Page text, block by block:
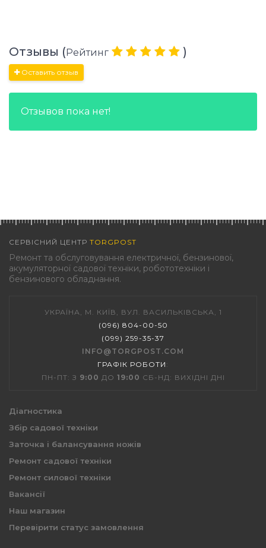
Отзывы (Рейтинг )
Оставить отзыв
Отзывов пока нет!
СЕРВІСНИЙ ЦЕНТР TORGPOST
Ремонт та обслуговування електричної, бензинової,
акумуляторної садової техніки, робототехніки і
бензинового обладнання.
УКРАЇНА, М. КИЇВ, ВУЛ. ВАСИЛЬКІВСЬКА, 1
(096) 804-00-50
(099) 259-35-37
INFO@TORGPOST.COM
ГРАФІК РОБОТИ :
ПН-ПТ: З 9:00 ДО 19:00 СБ-НД: ВИХІДНІ ДНІ
Діагностика
Збір садової техніки
Заточка і балансування ножів
Ремонт садової техніки
Ремонт силової техніки
Вакансії
Наш магазин
Перевірити статус замовлення